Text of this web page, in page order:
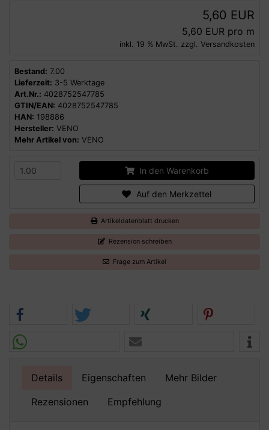
5,60 EUR
5,60 EUR pro m
inkl. 19 % MwSt. zzgl. Versandkosten
Bestand: 7.00
Lieferzeit: 3-5 Werktage
Art.Nr.: 4028752547785
GTIN/EAN: 4028752547785
HAN: 198886
Hersteller: VENO
Mehr Artikel von: VENO
In den Warenkorb
Auf den Merkzettel
Artikeldatenblatt drucken
Rezension schreiben
Frage zum Artikel
Details Eigenschaften
Mehr Bilder
Rezensionen
Empfehlung